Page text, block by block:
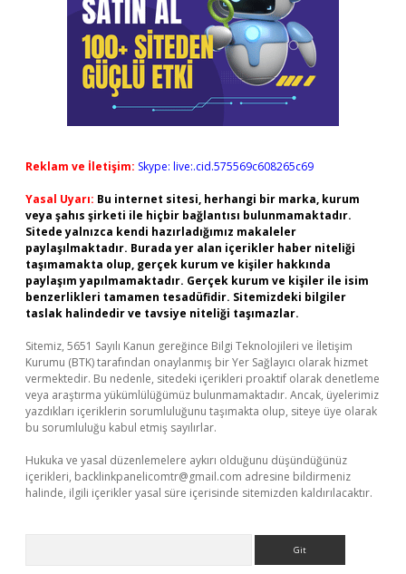
Reklam ve İletişim: Skype: live:.cid.575569c608265c69
Yasal Uyarı: Bu internet sitesi, herhangi bir marka, kurum
veya şahıs şirketi ile hiçbir bağlantısı bulunmamaktadır.
Sitede yalnızca kendi hazırladığımız makaleler
paylaşılmaktadır. Burada yer alan içerikler haber niteliği
taşımamakta olup, gerçek kurum ve kişiler hakkında
paylaşım yapılmamaktadır. Gerçek kurum ve kişiler ile isim
benzerlikleri tamamen tesadüfidir. Sitemizdeki bilgiler
taslak halindedir ve tavsiye niteliği taşımazlar.
Sitemiz, 5651 Sayılı Kanun gereğince Bilgi Teknolojileri ve İletişim
Kurumu (BTK) tarafından onaylanmış bir Yer Sağlayıcı olarak hizmet
vermektedir. Bu nedenle, sitedeki içerikleri proaktif olarak denetleme
veya araştırma yükümlülüğümüz bulunmamaktadır. Ancak, üyelerimiz
yazdıkları içeriklerin sorumluluğunu taşımakta olup, siteye üye olarak
bu sorumluluğu kabul etmiş sayılırlar.
Hukuka ve yasal düzenlemelere aykırı olduğunu düşündüğünüz
içerikleri, backlinkpanelicomtr@gmail.com adresine bildirmeniz
halinde, ilgili içerikler yasal süre içerisinde sitemizden kaldırılacaktır.